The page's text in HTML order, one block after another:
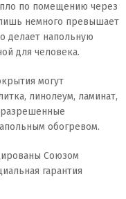
по помещению через
немного превышает
делает напольную
для человека.
могут
линолеум, ламинат,
обогревом.
Союзом
гарантия